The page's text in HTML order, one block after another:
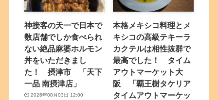
神接客の天一で日本で
数店舗でしか食べられ
ない絶品麻婆ホルモン
丼をいただきまし
た！ 摂津市 「天下
一品 南摂津店」
2026年08月03日 12:00
本格メキシコ料理とメ
キシコの高級テキーラ
カクテルは相性抜群で
最高でした！ タイム
アウトマーケット大
阪 「覇王樹タケリア
タイムアウトマーケッ